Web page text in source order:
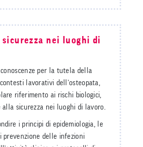
sicurezza nei luoghi di
per la tutela della
lavorativi dell’osteopata,
riferimento ai rischi biologici,
alla sicurezza nei luoghi di lavoro.
i principi di epidemiologia, le
prevenzione delle infezioni